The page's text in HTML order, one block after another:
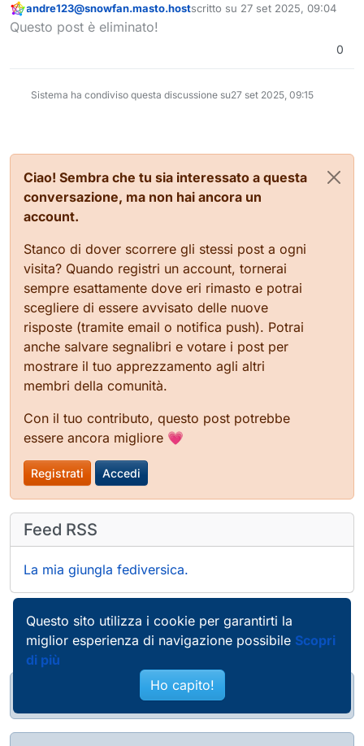
a mettere su anche qualche
“condominio digitale”
Lemmy 👉
pxlfd.searxng.noho.st
…senza dimenticare il mio server
(Se serve una chiave di casa, suonate
intero 😅).
preferiscono Lemmy o Pixelfed, ma il
mio cuore… beh, il mio cuore resta
Non dico che sia perfetto (anche lui
ha i suoi difettucci), non dico che gli
👋), ma una cosa la voglio ribadire:io
Gli altri li uso, li provo, li coccolo ogni
tanto… maSnowfan rimane la mia
Questo utente è esterno a questo forum
andre123@snowfan.masto.hostscritto su 27 set 2025, 09:04
ultima modifica di
Questo post è eliminato!
0
Sistema ha condiviso questa discussione su27 set 2025, 09:15
Ciao! Sembra che tu sia interessato a questa
conversazione, ma non hai ancora un
account.
Stanco di dover scorrere gli stessi post a ogni
visita? Quando registri un account, tornerai
sempre esattamente dove eri rimasto e potrai
scegliere di essere avvisato delle nuove
risposte (tramite email o notifica push). Potrai
anche salvare segnalibri e votare i post per
mostrare il tuo apprezzamento agli altri
membri della comunità.
Con il tuo contributo, questo post potrebbe
essere ancora migliore 💗
Registrati Accedi
Feed RSS
La mia giungla fediversica.
@pierobosio@soc.bosio.info
Questo sito utilizza i cookie per garantirti la
miglior esperienza di navigazione possibile Scopri
di più
Ho capito!